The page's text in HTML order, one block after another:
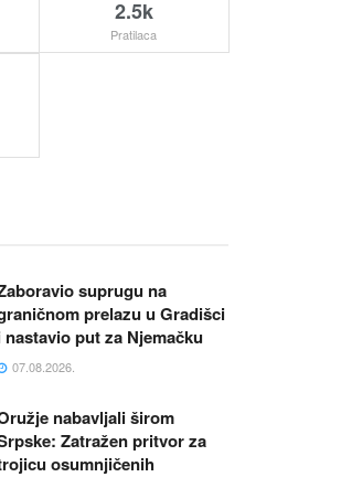
2.5k
Pratilaca
suprugu na
prelazu u Gradišci
nastavio put za Njemačku
07.08.2026.
nabavljali širom
Zatražen pritvor za
osumnjičenih